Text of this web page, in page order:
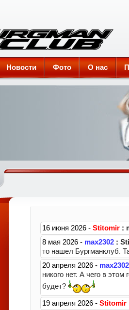
Новости Фото О нас